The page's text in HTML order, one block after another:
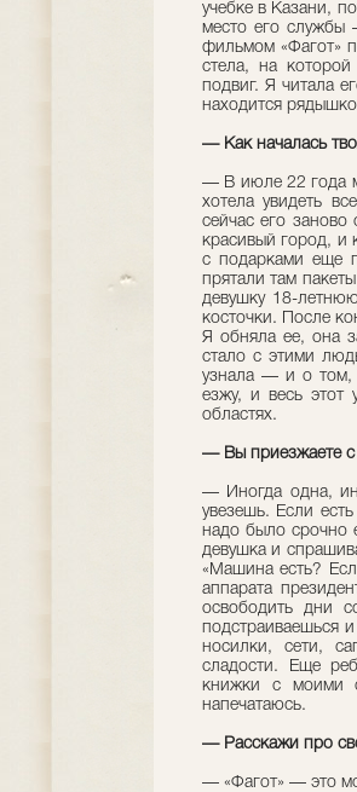
учебке в Казани,
место его службы
фильмом «Фагот»
стела, на
подвиг. Я читала
находится
— Как началась
— В июле 22 года
хотела увидеть
сейчас его
красивый город,
с подарками еще
прятали там
девушку 18-
косточки. После
Я обняла ее, она
стало с этими
узнала — и о том,
езжу, и весь этот
областях.
— Вы приезжаете с
— Иногда одна,
увезешь. Если
надо было срочно
девушка и
«Машина есть?
аппарата
освободить дни
подстраиваешься
носилки, сети,
сладости. Еще
книжки с моими
напечатаюсь.
— Расскажи про
— «Фагот» — это